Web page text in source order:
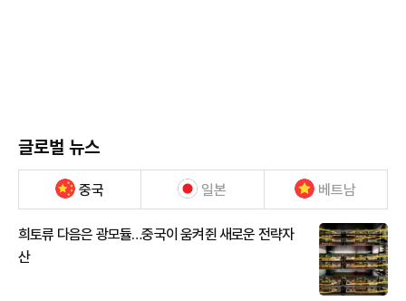
글로벌 뉴스
중국 일본 베트남
희토류 다음은 광모듈…중국이 움켜쥔 새로운 전략자
산